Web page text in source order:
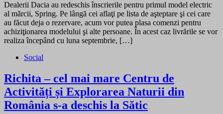
Dealerii Dacia au redeschis înscrierile pentru primul model electric
al mărcii, Spring. Pe lângă cei aflaţi pe lista de aşteptare şi cei care
au făcut deja o rezervare, acum vor putea plasa comenzi pentru
achiziţionarea modelului şi alte persoane. În acest caz livrările se vor
realiza începând cu luna septembrie, […]
Social
Richita – cel mai mare Centru de
Activități și Explorarea Naturii din
România s-a deschis la Sătic